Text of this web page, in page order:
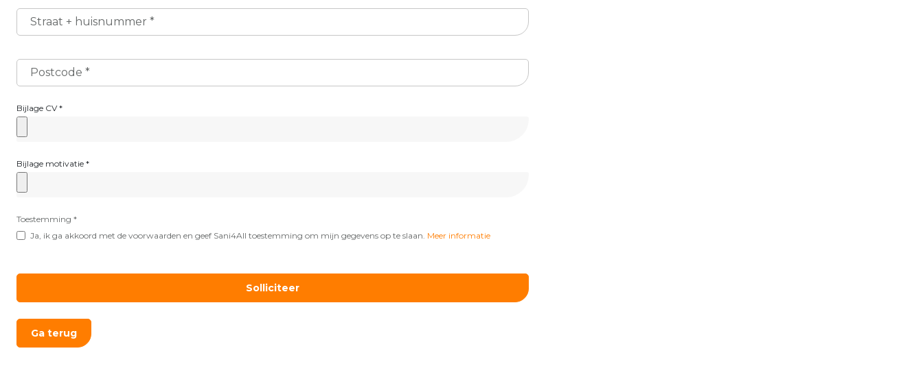
Straat + huisnummer *
Postcode *
Bijlage CV*
Bijlage motivatie *
Ja, ik ga akkoord met de voorwaarden en geef Sani4All toestemming om mijn gegevens op te slaan. Meer informatie
Toestemming *
Ga terug